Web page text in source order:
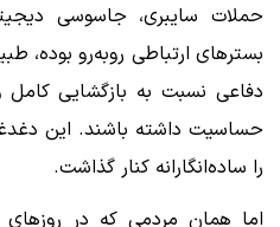
حملات سایبری، جاسوسی
بسترهای ارتباطی روبه‌رو بوده،
دفاعی نسبت به بازگشایی کامل
حساسیت داشته باشند. این
را ساده‌انگارانه کنار گذاشت.
اما همان مردمی که در